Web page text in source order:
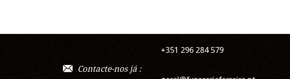
+351 296 284 579
Contacte-nos já :